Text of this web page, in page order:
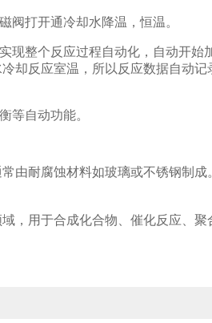
打开通冷却水降温，恒温。
整个反应过程自动化，自动开始
却反应室温，所以反应数据自动
等自动功能。
耐腐蚀材料如玻璃或不锈钢制成
用于合成化合物、催化反应、聚